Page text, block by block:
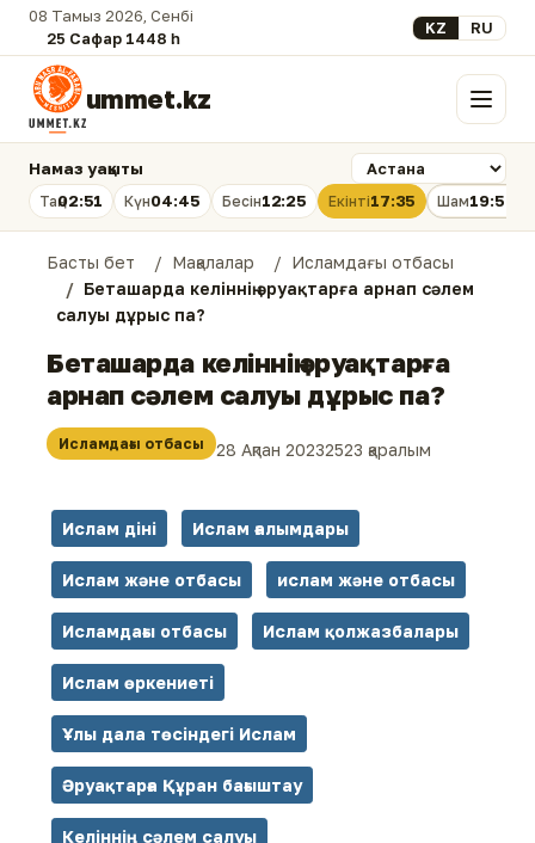
08 Тамыз 2026, Сенбі
25 Сафар 1448 һ.
Select your
KZ RU
ummet.kz Мәзір
Намаз уақыты
Таң02:51 Күн04:45 Бесін12:25 Екінті17:35 Шам19:54
Басты бет Мақалалар
Исламдағы отбасы
Беташарда келіннің әруақтарға арнап сәлем
салуы дұрыс па?
Беташарда келіннің әруақтарға
арнап сәлем салуы дұрыс па?
Исламдағы отбасы 28 Ақпан 20232523 қаралым
Ислам діні Ислам ғалымдары
Ислам және отбасы ислам және отбасы
Исламдағы отбасы Ислам қолжазбалары
Ислам өркениеті
Ұлы дала төсіндегі Ислам
Әруақтарға Құран бағыштау
Келіннің сәлем салуы